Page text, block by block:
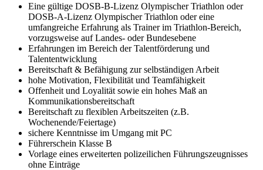
Eine gültige DOSB-B-Lizenz Olympischer Triathlon oder
DOSB-A-Lizenz Olympischer Triathlon oder eine
umfangreiche Erfahrung als Trainer im Triathlon-Bereich,
vorzugsweise auf Landes- oder Bundesebene
Erfahrungen im Bereich der Talentförderung und
Talententwicklung
Bereitschaft & Befähigung zur selbständigen Arbeit
hohe Motivation, Flexibilität und Teamfähigkeit
Offenheit und Loyalität sowie ein hohes Maß an
Kommunikationsbereitschaft
Bereitschaft zu flexiblen Arbeitszeiten (z.B.
Wochenende/Feiertage)
sichere Kenntnisse im Umgang mit PC
Führerschein Klasse B
Vorlage eines erweiterten polizeilichen Führungszeugnisses
ohne Einträge